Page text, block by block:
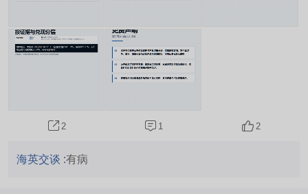
富公司财务数据仍显示，赣锋锂业与天齐锂业在收
入增速...
2 1 2
海英交谈 :有病